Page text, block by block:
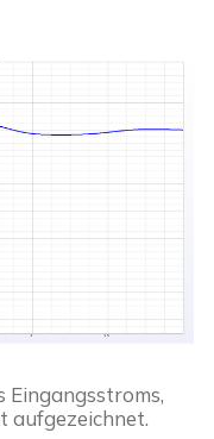
Eingangsstroms,
aufgezeichnet.